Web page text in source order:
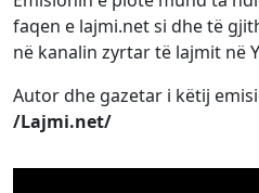
faqen e lajmi.net si dhe të
në kanalin zyrtar të lajmit në
Autor dhe gazetar i këtij
/Lajmi.net/